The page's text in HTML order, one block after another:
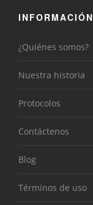
INFORMACIÓN
¿Quiénes somos?
Nuestra historia
Protocolos
Contáctenos
Blog
Términos de uso